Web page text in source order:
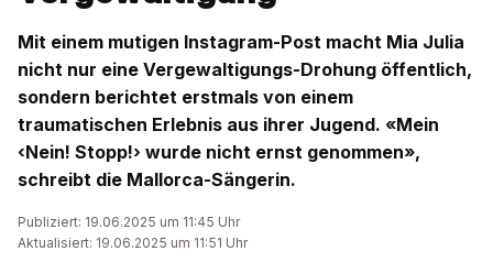
Mit einem mutigen Instagram-Post macht Mia Julia
nicht nur eine Vergewaltigungs-Drohung öffentlich,
sondern berichtet erstmals von einem
traumatischen Erlebnis aus ihrer Jugend. «Mein
‹Nein! Stopp!› wurde nicht ernst genommen»,
schreibt die Mallorca-Sängerin.
Publiziert: 19.06.2025 um 11:45 Uhr
Aktualisiert: 19.06.2025 um 11:51 Uhr